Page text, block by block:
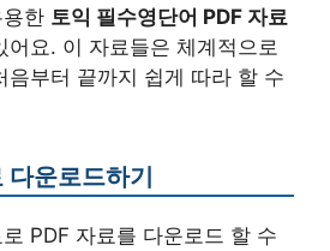
한 토익 필수영단어 PDF 자료
어요. 이 자료들은 체계적으로
음부터 끝까지 쉽게 따라 할 수
운로드하기
PDF 자료를 다운로드 할 수